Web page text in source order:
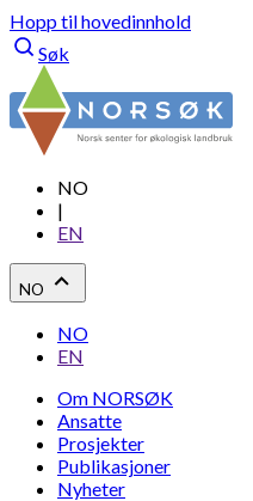
Hopp til hovedinnhold
Søk
NO
|
EN
NO
NO
EN
Om NORSØK
Ansatte
Prosjekter
Publikasjoner
Nyheter